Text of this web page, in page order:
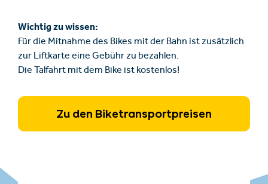
Wichtig zu wissen:
Für die Mitnahme des Bikes mit der Bahn ist zusätzlich
zur Liftkarte eine Gebühr zu bezahlen.
Die Talfahrt mit dem Bike ist kostenlos!
Zu den Biketransportpreisen